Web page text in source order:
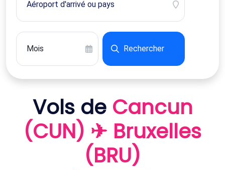
Rechercher
Vols de Cancun
(CUN) ✈ Bruxelles
(BRU)